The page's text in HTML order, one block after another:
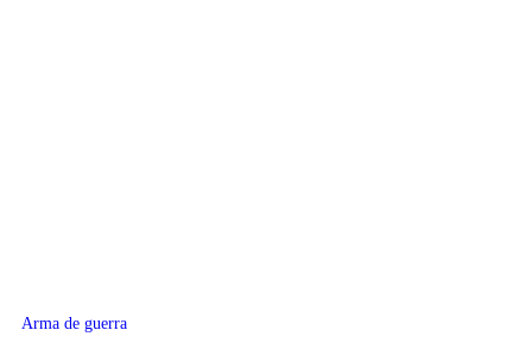
Arma de guerra